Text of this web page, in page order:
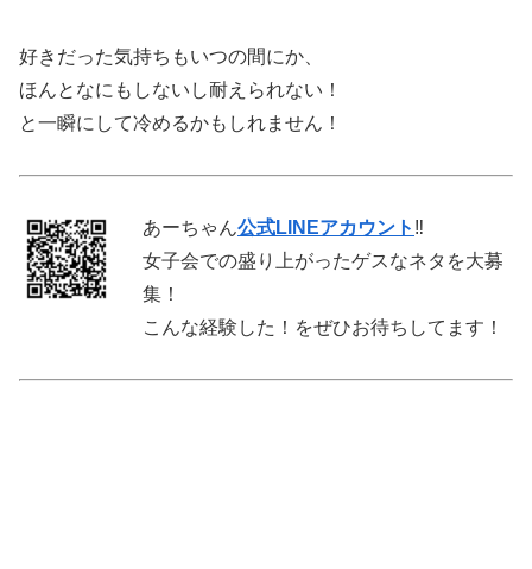
好きだった気持ちもいつの間にか、
ほんとなにもしないし耐えられない！
と一瞬にして冷めるかもしれません！
あーちゃん公式LINEアカウント ‼︎
女子会での盛り上がったゲスなネタを大募
集！
こんな経験した！をぜひお待ちしてます！